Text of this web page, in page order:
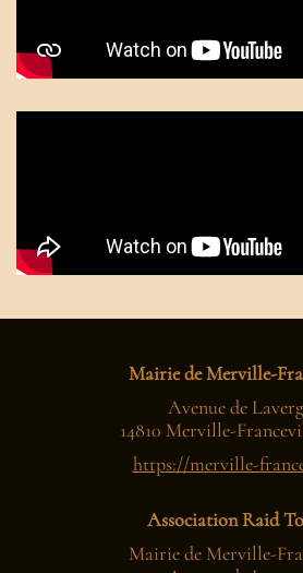
Mairie de Merville-
Avenue de
14810 Merville-
https://merville-
Association Raid
Mairie de Merville-